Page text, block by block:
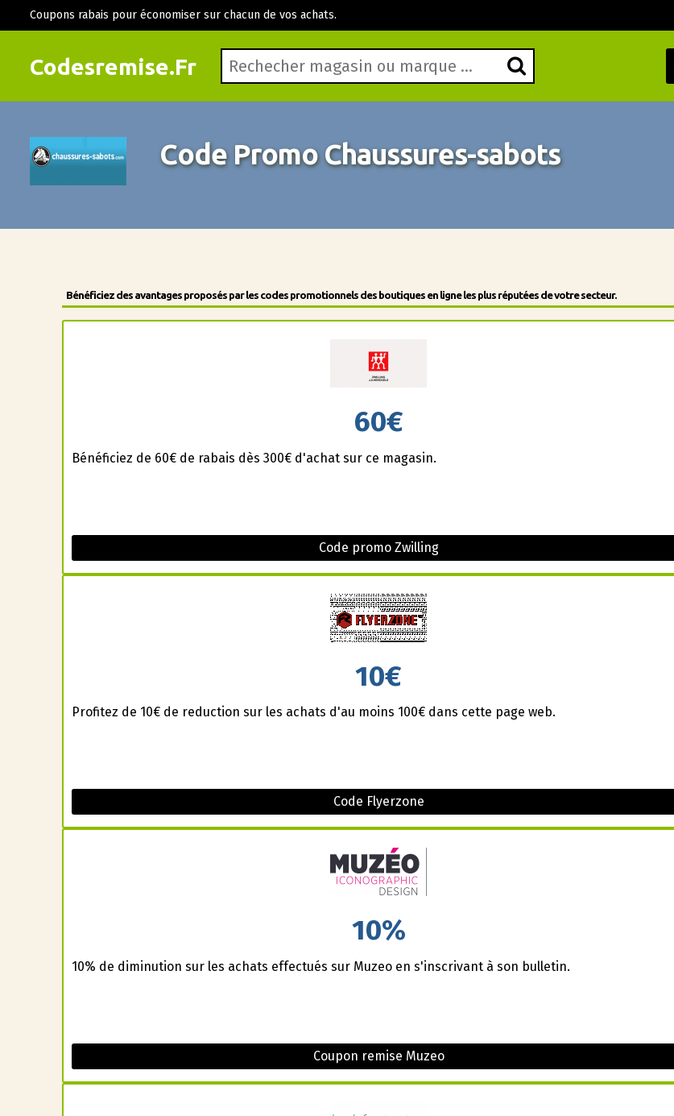
Codesremise.Fr
Coupons rabais pour économiser sur chacun de vos achats.
Code Promo Chaussures-sabots
Bénéficiez des avantages proposés par les codes promotionnels des boutiques en ligne les plus réputées de votre secteur.
60€
Bénéficiez de 60€ de rabais dès 300€ d'achat sur ce magasin.
Code promo Zwilling
10€
Profitez de 10€ de reduction sur les achats d'au moins 100€ dans cette page web.
Code Flyerzone
10%
10% de diminution sur les achats effectués sur Muzeo en s'inscrivant à son bulletin.
Coupon remise Muzeo